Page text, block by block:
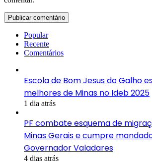
Popular
Recente
Comentários
Escola de Bom Jesus do Galho
melhores de Minas no Ideb 2025
1 dia atrás
PF combate esquema de
Minas Gerais e cumpre
Governador Valadares
4 dias atrás